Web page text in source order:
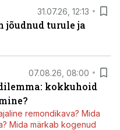
31.07.26, 12:13
turule ja
07.08.26, 08:00
kokkuhoid
remondikava? Mida
Mida märkab kogenud